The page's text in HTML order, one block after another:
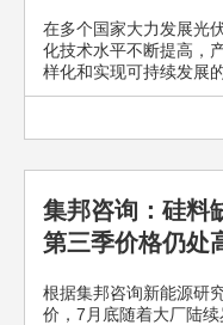
在多个国家大力发展光
化技术水平不断提高，
样化和实现可持续发展
集邦咨询：硅料
第三季价格仍处
根据集邦咨询新能源研
价，7月底随着大厂陆